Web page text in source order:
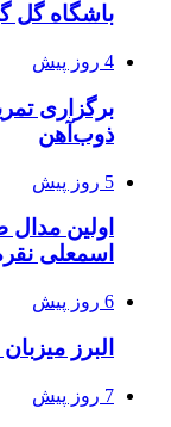
باشگاه گل
4 روز پیش
برگزاری
ذوب‌آهن
5 روز پیش
اولین
اسمعلی
6 روز پیش
البرز
7 روز پیش